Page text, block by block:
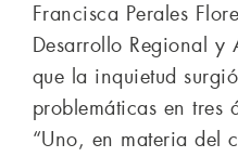
Francisca Perales
Desarrollo Regional y
que la inquietud
problemáticas en tres
“Uno, en materia del